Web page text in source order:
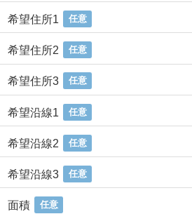
希望住所1 任意
希望住所2 任意
希望住所3 任意
希望沿線1 任意
希望沿線2 任意
希望沿線3 任意
面積 任意